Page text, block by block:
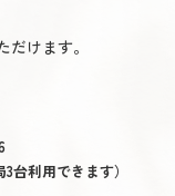
けます。
台利用できます）